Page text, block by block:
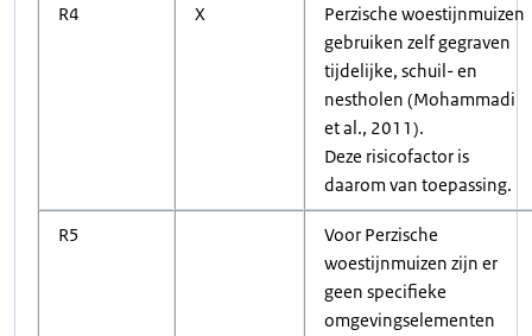
R4 X
Perzische woestijnmuizen
gebruiken zelf gegraven
tijdelijke, schuil- en
nestholen (Mohammadi
et al., 2011).
Deze risicofactor is
daarom van toepassing.
R5
Voor Perzische
woestijnmuizen zijn er
geen specifieke
omgevingselementen